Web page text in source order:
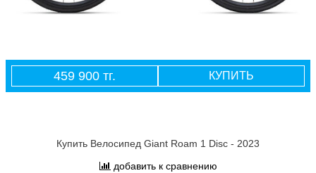
459 900 тг. КУПИТЬ
Купить Велосипед Giant Roam 1 Disc - 2023
добавить к сравнению